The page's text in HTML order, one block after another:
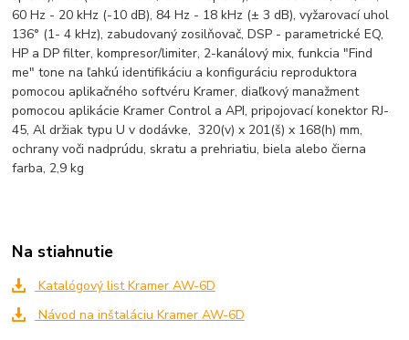
60 Hz - 20 kHz (-10 dB), 84 Hz - 18 kHz (± 3 dB), vyžarovací uhol
136° (1- 4 kHz), zabudovaný zosilňovač, DSP - parametrické EQ,
HP a DP filter, kompresor/limiter, 2-kanálový mix, funkcia "Find
me" tone na ľahkú identifikáciu a konfiguráciu reproduktora
pomocou aplikačného softvéru Kramer, diaľkový manažment
pomocou aplikácie Kramer Control a API, pripojovací konektor RJ-
45, Al držiak typu U v dodávke, 320(v) x 201(š) x 168(h) mm,
ochrany voči nadprúdu, skratu a prehriatiu, biela alebo čierna
farba, 2,9 kg
Na stiahnutie
Katalógový list Kramer AW-6D
Návod na inštaláciu Kramer AW-6D